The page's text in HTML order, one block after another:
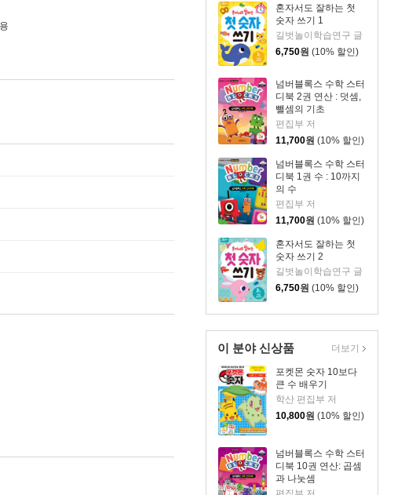
혼자서도 잘하는 첫
숫자 쓰기 1
길벗놀이학습연구 글
6,750원 (10% 할인)
넘버블록스 수학 스터
디북 2권 연산 : 덧셈,
뺄셈의 기초
편집부 저
11,700원 (10% 할인)
넘버블록스 수학 스터
디북 1권 수 : 10까지
의 수
편집부 저
11,700원 (10% 할인)
혼자서도 잘하는 첫
숫자 쓰기 2
길벗놀이학습연구 글
6,750원 (10% 할인)
이 분야 신상품
포켓몬 숫자 10보다
큰 수 배우기
학산 편집부 저
10,800원 (10% 할인)
넘버블록스 수학 스터
디북 10권 연산: 곱셈
과 나눗셈
더보기